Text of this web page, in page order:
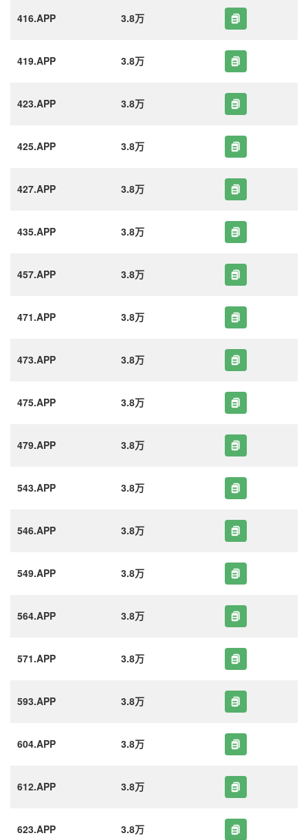
416.APP 3.8万
419.APP 3.8万
423.APP 3.8万
425.APP 3.8万
427.APP 3.8万
435.APP 3.8万
457.APP 3.8万
471.APP 3.8万
473.APP 3.8万
475.APP 3.8万
479.APP 3.8万
543.APP 3.8万
546.APP 3.8万
549.APP 3.8万
564.APP 3.8万
571.APP 3.8万
593.APP 3.8万
604.APP 3.8万
612.APP 3.8万
623.APP 3.8万